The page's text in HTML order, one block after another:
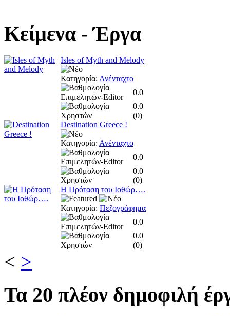
Κείμενα - Έργα
Isles of Myth and Melody
Κατηγορία: Ανένταχτο
0.0
0.0
(0)
Destination Greece !
Κατηγορία: Ανένταχτο
0.0
0.0
(0)
Η Πρόταση του Ιοθώρ….
Κατηγορία: Πεζογράφημα
0.0
0.0
(0)
< >
Τα 20 πλέον δημοφιλή